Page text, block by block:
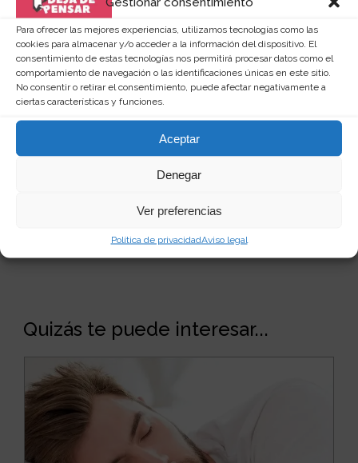
Para ofrecer las mejores experiencias, utilizamos tecnologías como las
cookies para almacenar y/o acceder a la información del dispositivo. El
consentimiento de estas tecnologías nos permitirá procesar datos como el
comportamiento de navegación o las identificaciones únicas en este sitio.
No consentir o retirar el consentimiento, puede afectar negativamente a
ciertas características y funciones.
Aceptar
Denegar
Ver preferencias
Política de privacidadAviso legal
encanta investigar por la red y compartir mis
descubrimientos en dejadepensar.com. Me
gusta el mar y disfrutar de la vida.
Quizás te puede interesar...